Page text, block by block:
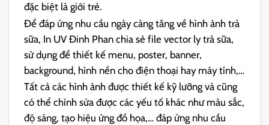
đặc biệt là giới trẻ.
Để đáp ứng nhu cầu ngày càng tăng về hình ảnh trà
sữa, In UV Đinh Phan chia sẻ file vector ly trà sữa,
sử dụng để thiết kế menu, poster, banner,
background, hình nền cho điện thoại hay máy tính,…
Tất cả các hình ảnh được thiết kế kỹ lưỡng và cũng
có thể chỉnh sửa được các yếu tố khác như màu sắc,
độ sáng, tạo hiệu ứng đồ họa,… đáp ứng nhu cầu